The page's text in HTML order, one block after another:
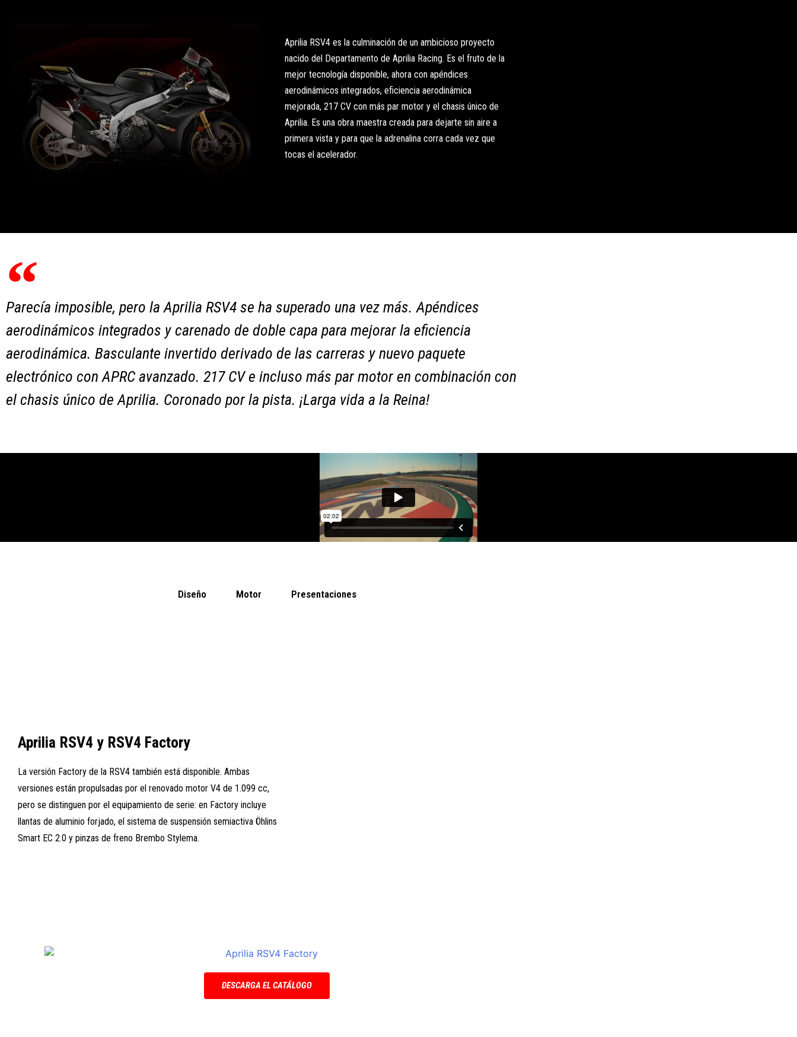
Aprilia RSV4 es la culminación de un ambicioso proyecto
nacido del Departamento de Aprilia Racing. Es el fruto de la
mejor tecnología disponible, ahora con apéndices
aerodinámicos integrados, eficiencia aerodinámica
mejorada, 217 CV con más par motor y el chasis único de
Aprilia. Es una obra maestra creada para dejarte sin aire a
primera vista y para que la adrenalina corra cada vez que
tocas el acelerador.
Parecía imposible, pero la Aprilia RSV4 se ha superado una vez más. Apéndices
aerodinámicos integrados y carenado de doble capa para mejorar la eficiencia
aerodinámica. Basculante invertido derivado de las carreras y nuevo paquete
electrónico con APRC avanzado. 217 CV e incluso más par motor en combinación con
el chasis único de Aprilia. Coronado por la pista. ¡Larga vida a la Reina!
Diseño Motor Presentaciones
Aprilia RSV4 y RSV4 Factory
La versión Factory de la RSV4 también está disponible. Ambas
versiones están propulsadas por el renovado motor V4 de 1.099 cc,
pero se distinguen por el equipamiento de serie: en Factory incluye
llantas de aluminio forjado, el sistema de suspensión semiactiva Öhlins
Smart EC 2.0 y pinzas de freno Brembo Stylema.
DESCARGA EL CATÁLOGO